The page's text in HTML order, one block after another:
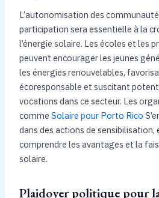
L’autonomisation des
participation sera essentielle à la
l’énergie solaire. Les écoles et les
peuvent encourager les jeunes
les énergies renouvelables,
écoresponsable et suscitant
vocations dans ce secteur. Les
comme Solaire pour Porto Rico
dans des actions de sensibilisation,
comprendre les avantages et la
solaire.
Plaidoyer politique pour